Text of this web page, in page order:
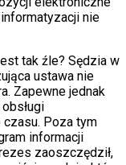
nie
tak źle? Sędzia w
ustawa nie
Zapewne jednak
czasu. Poza tym
informacji
zaoszczędził,